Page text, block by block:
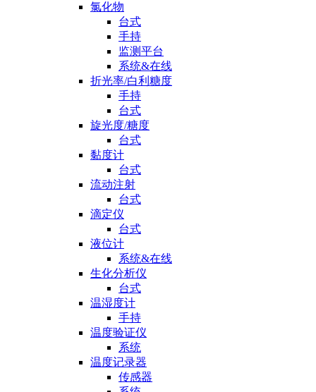
氯化物
台式
手持
监测平台
系统&在线
折光率/白利糖度
手持
台式
旋光度/糖度
台式
黏度计
台式
流动注射
台式
滴定仪
台式
液位计
系统&在线
生化分析仪
台式
温湿度计
手持
温度验证仪
系统
温度记录器
传感器